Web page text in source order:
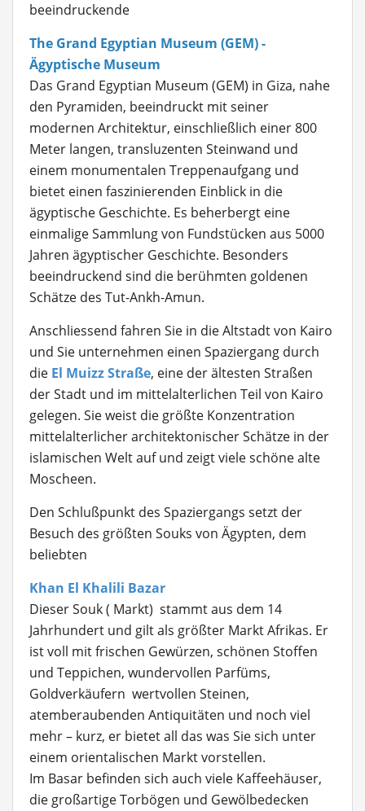
beeindruckende
The Grand Egyptian Museum (GEM) -
Ägyptische Museum
Das Grand Egyptian Museum (GEM) in Giza, nahe
den Pyramiden, beeindruckt mit seiner
modernen Architektur, einschließlich einer 800
Meter langen, transluzenten Steinwand und
einem monumentalen Treppenaufgang und
bietet einen faszinierenden Einblick in die
ägyptische Geschichte. Es beherbergt eine
einmalige Sammlung von Fundstücken aus 5000
Jahren ägyptischer Geschichte. Besonders
beeindruckend sind die berühmten goldenen
Schätze des Tut-Ankh-Amun.
Anschliessend fahren Sie in die Altstadt von Kairo
und Sie unternehmen einen Spaziergang durch
die El Muizz Straße, eine der ältesten Straßen
der Stadt und im mittelalterlichen Teil von Kairo
gelegen. Sie weist die größte Konzentration
mittelalterlicher architektonischer Schätze in der
islamischen Welt auf und zeigt viele schöne alte
Moscheen.
Den Schlußpunkt des Spaziergangs setzt der
Besuch des größten Souks von Ägypten, dem
beliebten
Khan El Khalili Bazar
Dieser Souk ( Markt) stammt aus dem 14
Jahrhundert und gilt als größter Markt Afrikas. Er
ist voll mit frischen Gewürzen, schönen Stoffen
und Teppichen, wundervollen Parfüms,
Goldverkäufern wertvollen Steinen,
atemberaubenden Antiquitäten und noch viel
mehr – kurz, er bietet all das was Sie sich unter
einem orientalischen Markt vorstellen.
Im Basar befinden sich auch viele Kaffeehäuser,
die großartige Torbögen und Gewölbedecken